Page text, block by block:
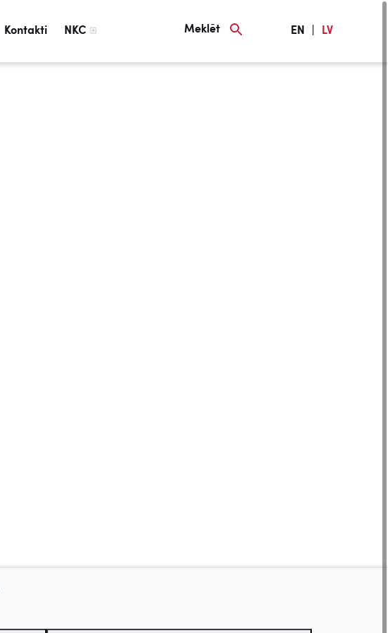
Kontakti NKC Meklēt EN LV